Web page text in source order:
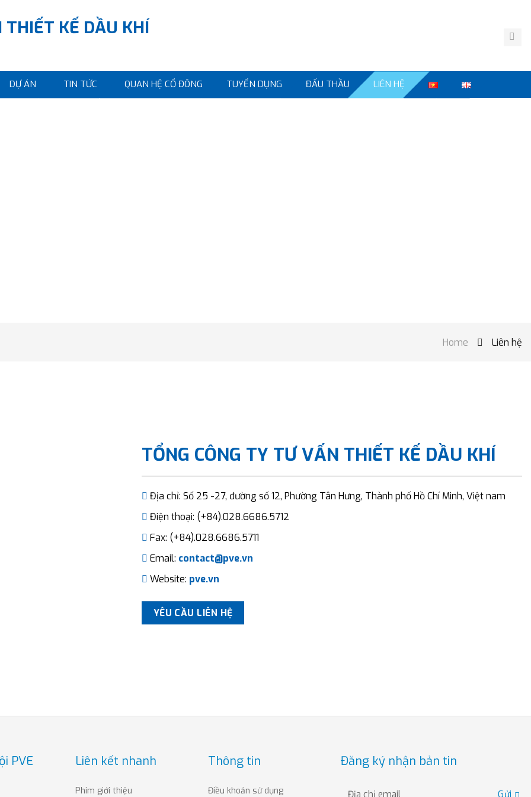
THIẾT KẾ DẦU KHÍ
DỰ ÁN TIN TỨC QUAN HỆ CỔ ĐÔNG TUYỂN DỤNG ĐẤU THẦU LIÊN HỆ
Home  Liên hệ
TỔNG CÔNG TY TƯ VẤN THIẾT KẾ DẦU KHÍ
Địa chỉ: Số 25 -27, đường số 12, Phường Tân Hưng, Thành phố Hồ Chí Minh, Việt nam
Điện thoại: (+84).028.6686.5712
Fax: (+84).028.6686.5711
Email: contact@pve.vn
Website: pve.vn
YÊU CẦU LIÊN HỆ
PVE Liên kết nhanh
Phim giới thiệu
Thông tin
Điều khoản sử dụng
Đăng ký nhận bản tin